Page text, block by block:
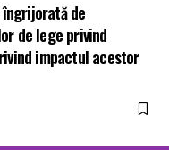
de
de lege privind
impactul acestor